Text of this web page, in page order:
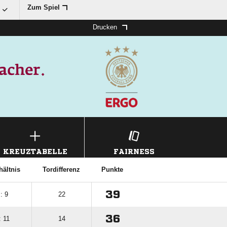
Zum Spiel
Drucken
KREUZTABELLE FAIRNESS
Tordifferenz Punkte
9 22 39
11 14 36